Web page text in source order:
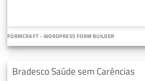
FORMCRAFT - WORDPRESS FORM BUILDER
Bradesco Saúde sem Carências